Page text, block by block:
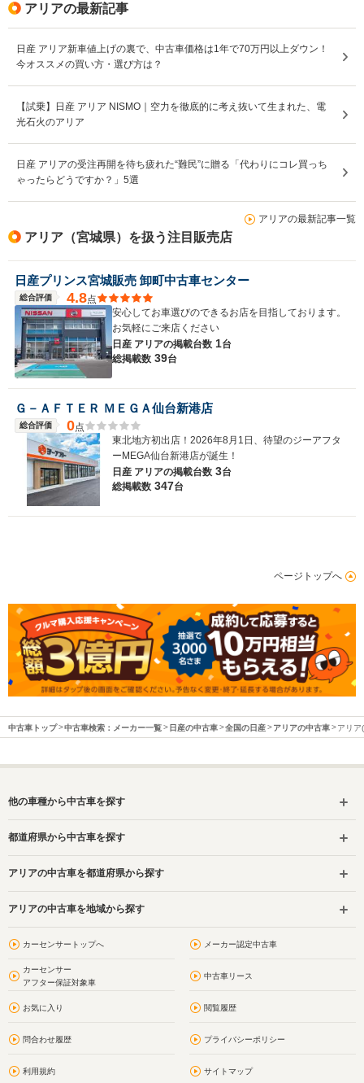
アリアの最新記事
日産 アリア新車値上げの裏で、中古車価格は1年で70万円以上ダウン！
今オススメの買い方・選び方は？
【試乗】日産 アリア NISMO｜空力を徹底的に考え抜いて生まれた、電
光石火のアリア
日産 アリアの受注再開を待ち疲れた“難民”に贈る「代わりにコレ買っち
ゃったらどうですか？」5選
アリアの最新記事一覧
アリア（宮城県）を扱う注目販売店
日産プリンス宮城販売 卸町中古車センター
総合評価 4.8点
安心してお車選びのできるお店を目指しております。
お気軽にご来店ください
日産 アリアの掲載台数 1台
総掲載数 39台
Ｇ－ＡＦＴＥＲ ＭＥＧＡ仙台新港店
総合評価 0点
東北地方初出店！2026年8月1日、待望のジーアフタ
ーMEGA仙台新港店が誕生！
日産 アリアの掲載台数 3台
総掲載数 347台
ページトップへ
中古車トップ 中古車検索：メーカー一覧 日産の中古車 全国の日産 アリアの中古車 アリア
他の車種から中古車を探す
都道府県から中古車を探す
アリアの中古車を都道府県から探す
アリアの中古車を地域から探す
カーセンサートップへ メーカー認定中古車
カーセンサー
アフター保証対象車
中古車リース
お気に入り 閲覧履歴
問合わせ履歴 プライバシーポリシー
利用規約 サイトマップ